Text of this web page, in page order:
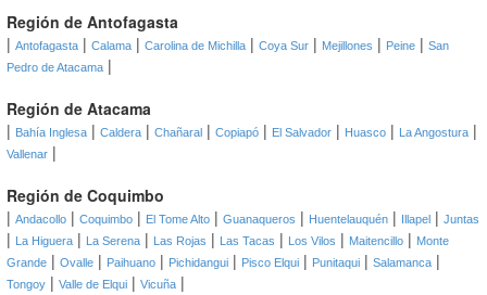
Región de Antofagasta
| Antofagasta | Calama | Carolina de Michilla | Coya Sur | Mejillones | Peine | San
Pedro de Atacama |
Región de Atacama
| Bahía Inglesa | Caldera | Chañaral | Copiapó | El Salvador | Huasco | La Angostura |
Vallenar |
Región de Coquimbo
| Andacollo | Coquimbo | El Tome Alto | Guanaqueros | Huentelauquén | Illapel | Juntas
| La Higuera | La Serena | Las Rojas | Las Tacas | Los Vilos | Maitencillo | Monte
Grande | Ovalle | Paihuano | Pichidangui | Pisco Elqui | Punitaqui | Salamanca |
Tongoy | Valle de Elqui | Vicuña |